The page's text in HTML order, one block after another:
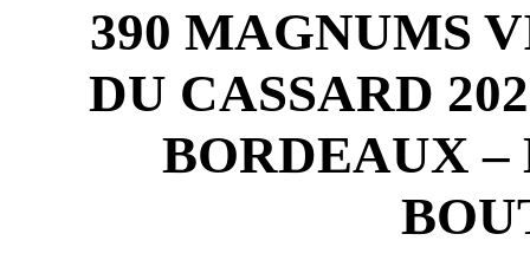
390 MAGNUMS
DU CASSARD
BORDEAUX –